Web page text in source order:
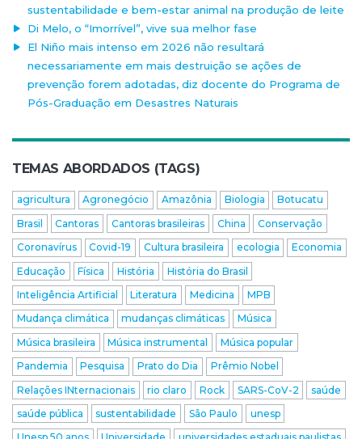
sustentabilidade e bem-estar animal na produção de leite
Di Melo, o “Imorrível”, vive sua melhor fase
El Niño mais intenso em 2026 não resultará
necessariamente em mais destruição se ações de
prevenção forem adotadas, diz docente do Programa de
Pós-Graduação em Desastres Naturais
TEMAS ABORDADOS (TAGS)
agricultura Agronegócio Amazônia Biologia
Botucatu
Brasil
Cantoras Cantoras brasileiras China
Conservação
Coronavírus
Covid-19 Cultura brasileira ecologia
Economia
Educação
Física História
História do Brasil
Inteligência Artificial
Literatura Medicina
MPB
Mudança climática
mudanças climáticas
Música
Música brasileira
Música instrumental
Música popular
Pandemia
Pesquisa Prato do Dia
Prêmio Nobel
Relações INternacionais
rio claro Rock SARS-CoV-2
saúde
saúde pública
sustentabilidade São Paulo
unesp